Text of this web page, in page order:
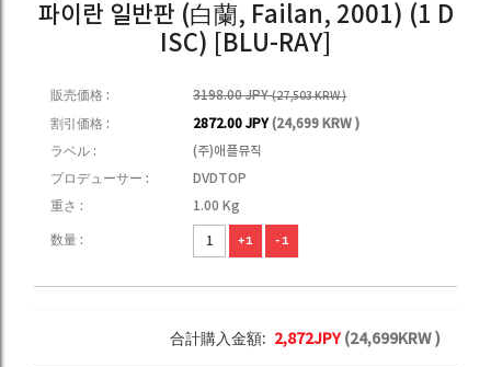
파이란 일반판 (白蘭, Failan, 2001) (1 D
ISC) [BLU-RAY]
販売価格 : 3198.00 JPY(27,503 KRW )
割引価格 : 2872.00 JPY(24,699 KRW )
ラベル :
(주)애플뮤직
プロデューサー :
DVDTOP
重さ :
1.00 Kg
数量 : +1 -1
合計購入金額: 2,872JPY(24,699KRW )